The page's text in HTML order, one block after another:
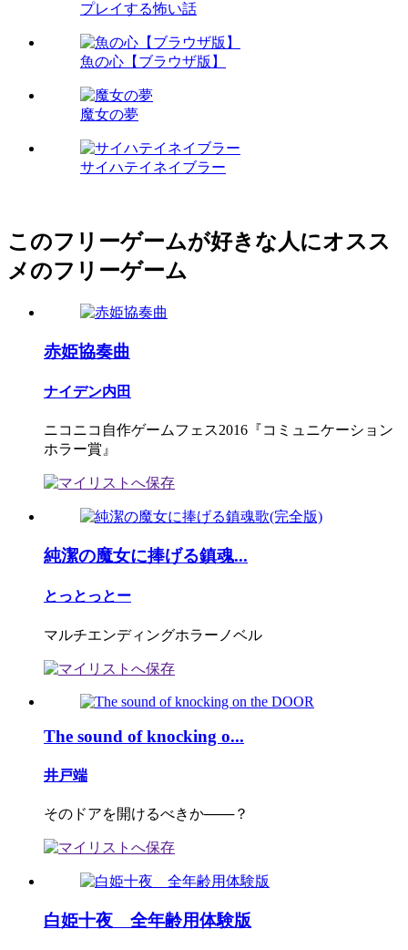
プレイする怖い話
魚の心【ブラウザ版】
魔女の夢
サイハテイネイブラー
このフリーゲームが好きな人にオスス
メのフリーゲーム
赤姫協奏曲
ナイデン内田
ニコニコ自作ゲームフェス2016『コミュニケーション
ホラー賞』
純潔の魔女に捧げる鎮魂...
とっとっとー
マルチエンディングホラーノベル
The sound of knocking o...
井戸端
そのドアを開けるべきか───？
白姫十夜 全年齢用体験版